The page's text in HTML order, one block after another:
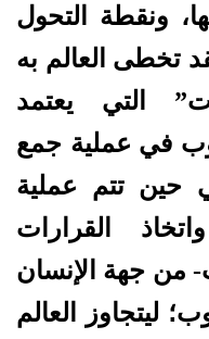
ونقطة التحول
تخطى العالم به
التي يعتمد
في عملية جمع
حين تتم عملية
القرارات
من جهة الإنسان
ليتجاوز العالم